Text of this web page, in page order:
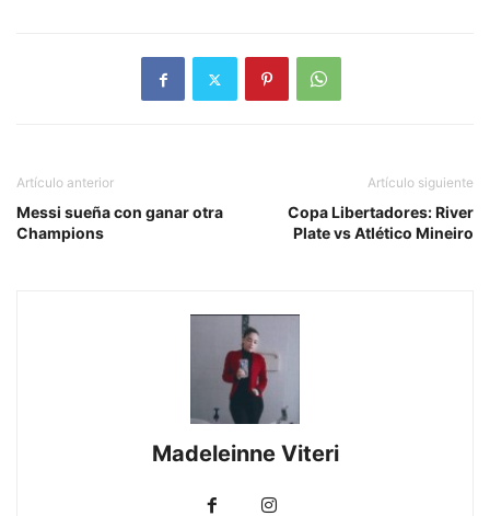
Artículo anterior
Messi sueña con ganar otra
Champions
Artículo siguiente
Copa Libertadores: River
Plate vs Atlético Mineiro
Madeleinne Viteri